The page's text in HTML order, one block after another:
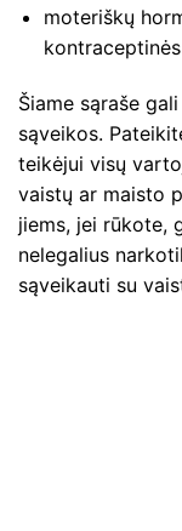
moteriškų
Šiame sąraše
sąveikos.
teikėjui visų
vaistų ar maisto
jiems, jei rūkote,
nelegalius
sąveikauti su